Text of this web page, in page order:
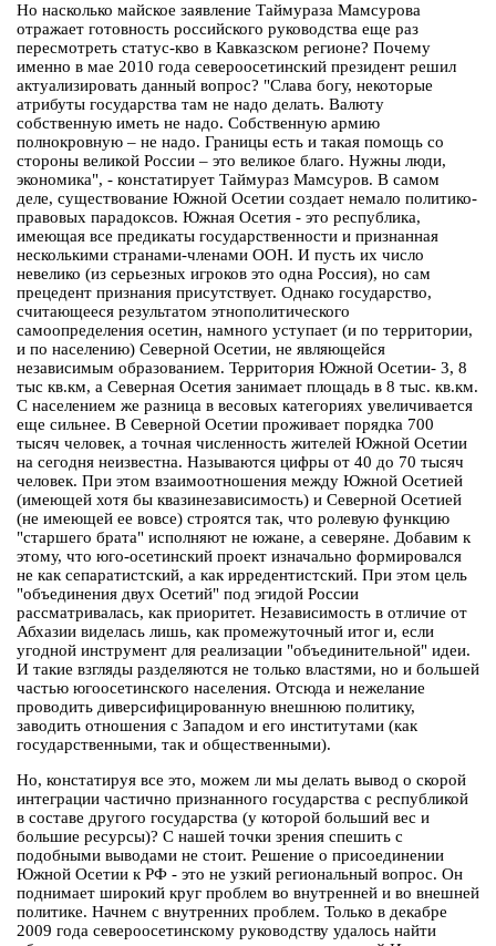
Но насколько майское заявление Таймураза Мамсурова
отражает готовность российского руководства еще раз
пересмотреть статус-кво в Кавказском регионе? Почему
именно в мае 2010 года североосетинский президент решил
актуализировать данный вопрос? "Слава богу, некоторые
атрибуты государства там не надо делать. Валюту
собственную иметь не надо. Собственную армию
полнокровную – не надо. Границы есть и такая помощь со
стороны великой России – это великое благо. Нужны люди,
экономика", - констатирует Таймураз Мамсуров. В самом
деле, существование Южной Осетии создает немало политико-
правовых парадоксов. Южная Осетия - это республика,
имеющая все предикаты государственности и признанная
несколькими странами-членами ООН. И пусть их число
невелико (из серьезных игроков это одна Россия), но сам
прецедент признания присутствует. Однако государство,
считающееся результатом этнополитического
самоопределения осетин, намного уступает (и по территории,
и по населению) Северной Осетии, не являющейся
независимым образованием. Территория Южной Осетии- 3, 8
тыс кв.км, а Северная Осетия занимает площадь в 8 тыс. кв.км.
С населением же разница в весовых категориях увеличивается
еще сильнее. В Северной Осетии проживает порядка 700
тысяч человек, а точная численность жителей Южной Осетии
на сегодня неизвестна. Называются цифры от 40 до 70 тысяч
человек. При этом взаимоотношения между Южной Осетией
(имеющей хотя бы квазинезависимость) и Северной Осетией
(не имеющей ее вовсе) строятся так, что ролевую функцию
"старшего брата" исполняют не южане, а северяне. Добавим к
этому, что юго-осетинский проект изначально формировался
не как сепаратистский, а как ирредентистский. При этом цель
"объединения двух Осетий" под эгидой России
рассматривалась, как приоритет. Независимость в отличие от
Абхазии виделась лишь, как промежуточный итог и, если
угодной инструмент для реализации "объединительной" идеи.
И такие взгляды разделяются не только властями, но и большей
частью югоосетинского населения. Отсюда и нежелание
проводить диверсифицированную внешнюю политику,
заводить отношения с Западом и его институтами (как
государственными, так и общественными).
Но, констатируя все это, можем ли мы делать вывод о скорой
интеграции частично признанного государства с республикой
в составе другого государства (у которой больший вес и
большие ресурсы)? С нашей точки зрения спешить с
подобными выводами не стоит. Решение о присоединении
Южной Осетии к РФ - это не узкий региональный вопрос. Он
поднимает широкий круг проблем во внутренней и во внешней
политике. Начнем с внутренних проблем. Только в декабре
2009 года североосетинскому руководству удалось найти